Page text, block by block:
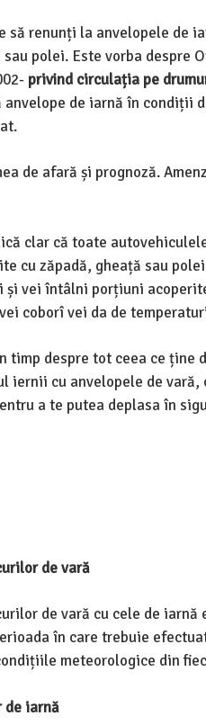
să renunți la anvelopele de
polei. Este vorba despre
privind circulația pe
de iarnă în condiții
de afară și prognoză.
clar că toate
cu zăpadă, gheață sau
vei întâlni porțiuni
coborî vei da de
timp despre tot ceea ce ține
cu anvelopele de
a te putea deplasa în
de vară
de vară cu cele de
în care trebuie
meteorologice din
de iarnă